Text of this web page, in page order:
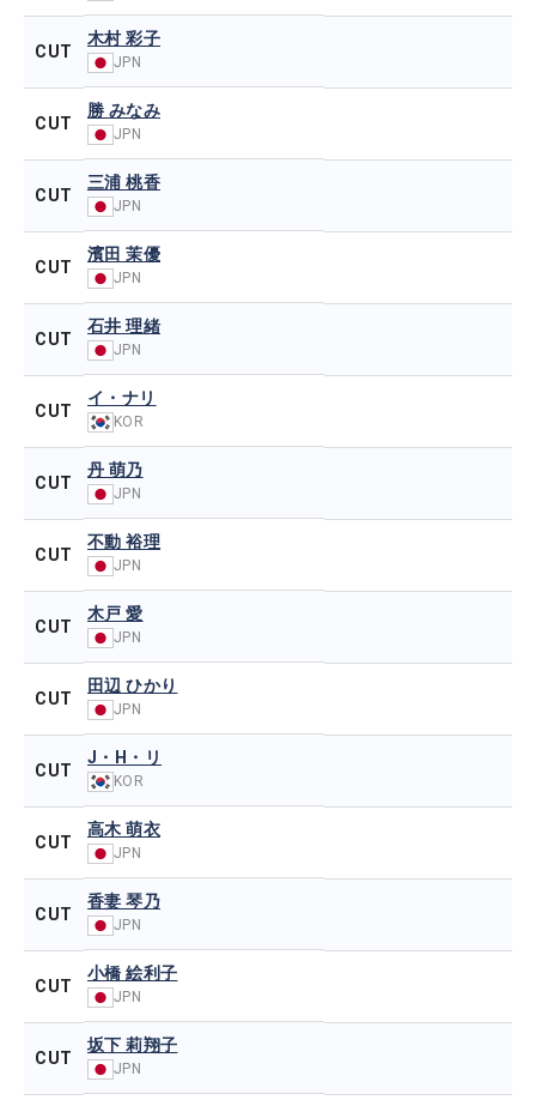
CUT
木村 彩子
JPN
CUT
勝 みなみ
JPN
CUT
三浦 桃香
JPN
CUT
濱田 茉優
JPN
CUT
石井 理緒
JPN
CUT
イ・ナリ
KOR
CUT
丹 萌乃
JPN
CUT
不動 裕理
JPN
CUT
木戸 愛
JPN
CUT
田辺 ひかり
JPN
CUT
J・H・リ
KOR
CUT
高木 萌衣
JPN
CUT
香妻 琴乃
JPN
CUT
小橋 絵利子
JPN
CUT
坂下 莉翔子
JPN